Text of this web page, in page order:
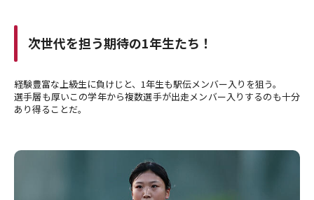
次世代を担う期待の1年生たち！
経験豊富な上級生に負けじと、1年生も駅伝メンバー入りを狙う。
選手層も厚いこの学年から複数選手が出走メンバー入りするのも十分
あり得ることだ。